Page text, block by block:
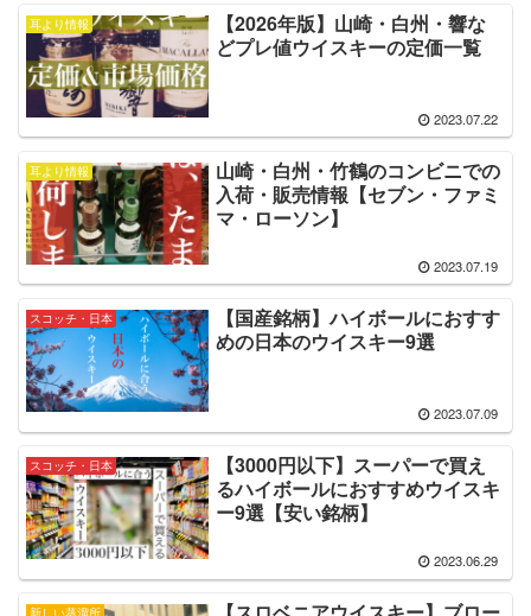
耳より情報
【2026年版】山崎・白州・響な
どプレ値ウイスキーの定価一覧
2023.07.22
耳より情報
山崎・白州・竹鶴のコンビニでの
入荷・販売情報【セブン・ファミ
マ・ローソン】
2023.07.19
スコッチ・日本
【国産銘柄】ハイボールにおすす
めの日本のウイスキー9選
2023.07.09
スコッチ・日本
【3000円以下】スーパーで買え
るハイボールにおすすめウイスキ
ー9選【安い銘柄】
2023.06.29